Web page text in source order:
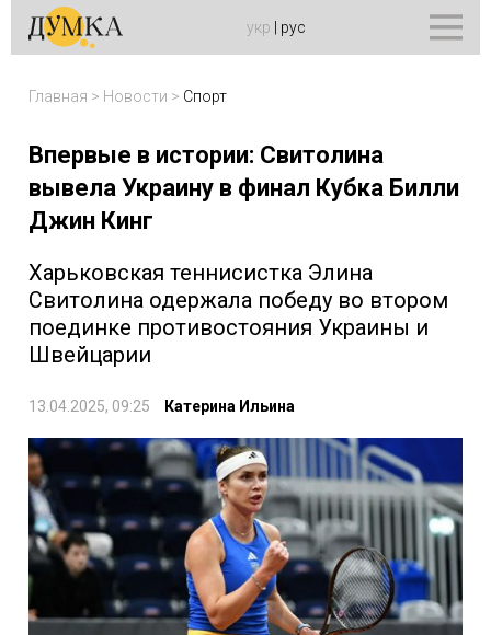
укр рус
Главная > Новости > Спорт
Впервые в истории: Свитолина
вывела Украину в финал Кубка Билли
Джин Кинг
Харьковская теннисистка Элина
Свитолина одержала победу во втором
поединке противостояния Украины и
Швейцарии
13.04.2025, 09:25 Катерина Ильина